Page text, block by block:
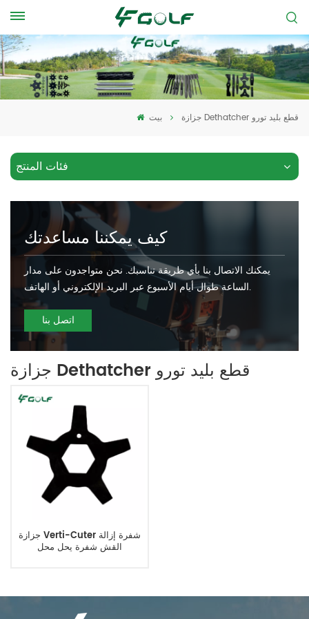
بيت جزازة Dethatcher قطع بليد تورو
فئات المنتج
كيف يمكننا مساعدتك
يمكنك الاتصال بنا بأي طريقة تناسبك. نحن متواجدون على مدار
الساعة طوال أيام الأسبوع عبر البريد الإلكتروني أو الهاتف.
اتصل بنا
جزازة Dethatcher قطع بليد تورو
جزازة Verti-Cuter شفرة إزالة
القش شفرة يحل محل